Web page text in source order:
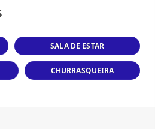
SALA DE ESTAR
CHURRASQUEIRA